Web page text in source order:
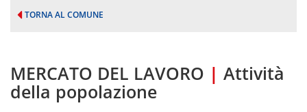
TORNA AL COMUNE
MERCATO DEL LAVORO | Attività
della popolazione